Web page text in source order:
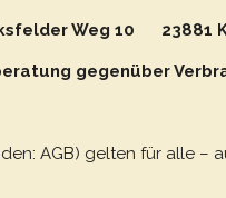
Weg 10 23881
gegenüber
AGB) gelten für alle –